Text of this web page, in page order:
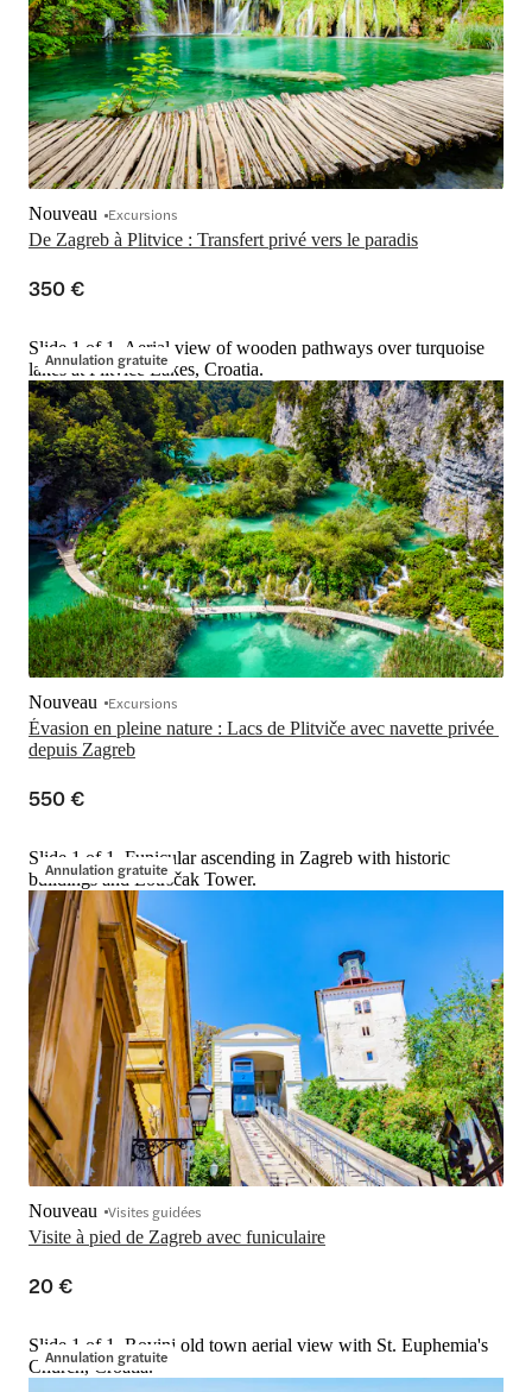
De Zagreb à Plitvice : Transfert privé vers le paradis
Nouveau Excursions
350 €
Annulation gratuite
Slide 1 of 1, Aerial view of wooden pathways over turquoise
lakes at Plitvice Lakes, Croatia.
Évasion en pleine nature : Lacs de Plitviče avec navette privée
depuis Zagreb
Nouveau Excursions
550 €
Annulation gratuite
Slide 1 of 1, Funicular ascending in Zagreb with historic
buildings and Lotrščak Tower.
Visite à pied de Zagreb avec funiculaire
Nouveau Visites guidées
20 €
Annulation gratuite
Slide 1 of 1, Rovinj old town aerial view with St. Euphemia's
Church, Croatia.